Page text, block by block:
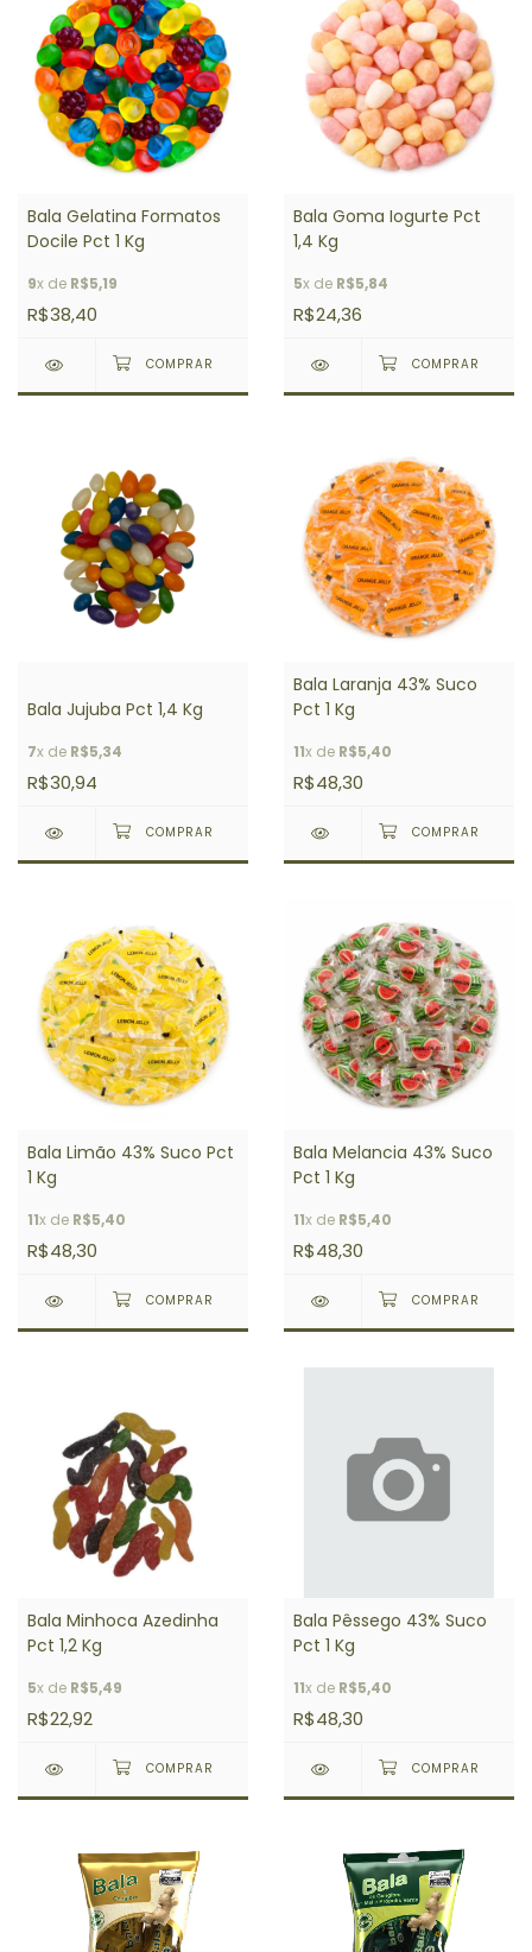
Bala Gelatina Formatos
Docile Pct 1 Kg
9x de R$5,19
R$38,40
Bala Goma Iogurte Pct
1,4 Kg
5x de R$5,84
R$24,36
Bala Jujuba Pct 1,4 Kg
7x de R$5,34
R$30,94
Bala Laranja 43% Suco
Pct 1 Kg
11x de R$5,40
R$48,30
Bala Limão 43% Suco Pct
1 Kg
11x de R$5,40
R$48,30
Bala Melancia 43% Suco
Pct 1 Kg
11x de R$5,40
R$48,30
Bala Minhoca Azedinha
Pct 1,2 Kg
5x de R$5,49
R$22,92
Bala Pêssego 43% Suco
Pct 1 Kg
11x de R$5,40
R$48,30